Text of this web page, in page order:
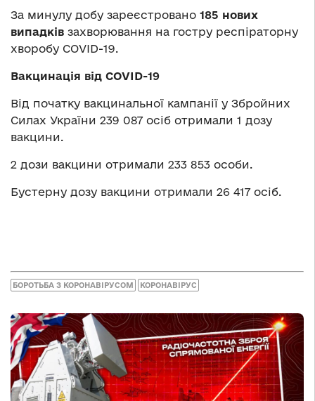
За минулу добу зареєстровано 185 нових
випадків захворювання на гостру респіраторну
хворобу COVID-19.
Вакцинація від COVID-19
Від початку вакцинальної кампанії у Збройних
Силах України 239 087 осіб отримали 1 дозу
вакцини.
2 дози вакцини отримали 233 853 особи.
Бустерну дозу вакцини отримали 26 417 осіб.
БОРОТЬБА З КОРОНАВІРУСОМ КОРОНАВІРУС